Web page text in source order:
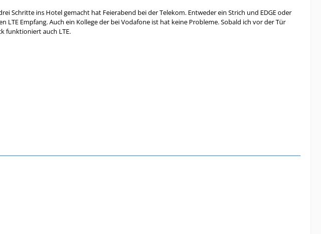
Schritte ins Hotel gemacht hat Feierabend bei der Telekom. Entweder ein Strich und EDGE oder
LTE Empfang. Auch ein Kollege der bei Vodafone ist hat keine Probleme. Sobald ich vor der Tür
funktioniert auch LTE.